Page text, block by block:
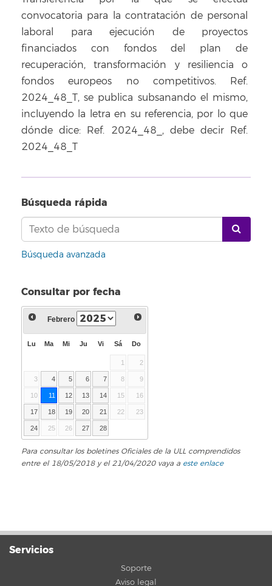
convocatoria para la contratación de personal
laboral para ejecución de proyectos
financiados con fondos del plan de
recuperación, transformación y resiliencia o
fondos europeos no competitivos. Ref.
2024_48_T, se publica subsanando el mismo,
incluyendo la letra en su referencia, por lo que
dónde dice: Ref. 2024_48_, debe decir Ref.
2024_48_T
Búsqueda rápida
Búsqueda avanzada
Consultar por fecha
Febrero
Lu Ma Mi Ju Vi Sá Do
1 2
3 4 5 6 7 8 9
10 11 12 13 14 15 16
17 18 19 20 21 22 23
24 25 26 27 28
Para consultar los boletines Oficiales de la ULL comprendidos
entre el 18/05/2018 y el 21/04/2020 vaya a este enlace
Servicios
Soporte
Aviso legal